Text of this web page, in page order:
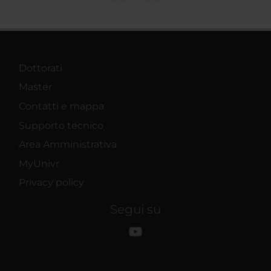
Dottorati
Master
Contatti e mappa
Supporto tecnico
Area Amministrativa
MyUnivr
Privacy policy
Segui su